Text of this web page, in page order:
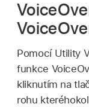
Pomocí Utility
funkce
kliknutím na
rohu